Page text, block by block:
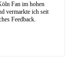
Fan im hohen
vermarkte ich seit
Feedback.